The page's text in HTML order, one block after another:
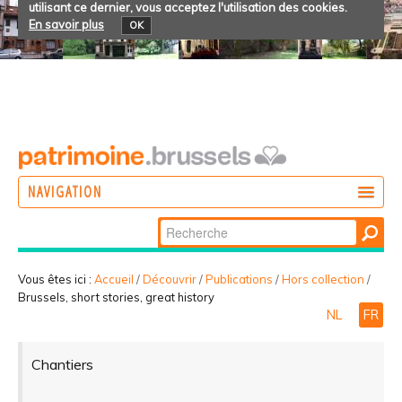
utilisant ce dernier, vous acceptez l'utilisation des cookies.
En savoir plus
OK
NAVIGATION
PARTICIPER
Chercher par
Recherche
avancée…
Vous êtes ici : Accueil /Découvrir/Publications /Hors collection /
Brussels, short stories, great history
NL FR
Chantiers